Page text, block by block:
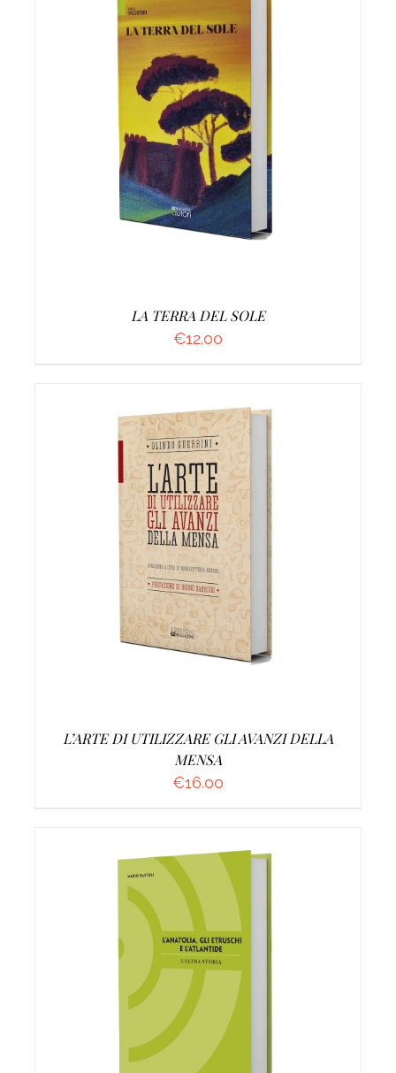
AGGIUNGI AL CARRELLO /
LA TERRA DEL SOLE
€12.00
AGGIUNGI AL CARRELLO /
L’ARTE DI UTILIZZARE GLI AVANZI DELLA
MENSA
€16.00
AGGIUNGI AL CARRELLO /